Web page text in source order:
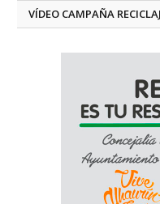
VÍDEO CAMPAÑA